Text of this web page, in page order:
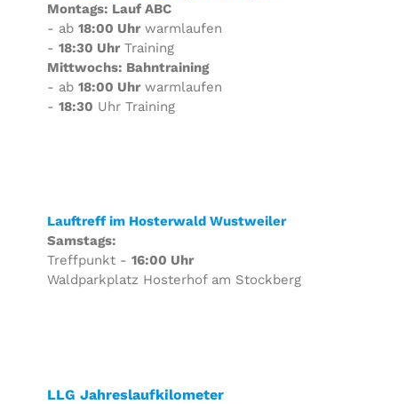
Montags: Lauf ABC
- ab 18:00 Uhrwarmlaufen
- 18:30 UhrTraining
Mittwochs: Bahntraining
- ab 18:00 Uhrwarmlaufen
- 18:30 Uhr Training
Lauftreff im Hosterwald Wustweiler
Samstags:
Treffpunkt - 16:00 Uhr
Waldparkplatz Hosterhof am Stockberg
LLG Jahreslaufkilometer